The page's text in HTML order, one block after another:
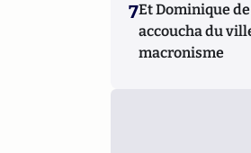
7Et Dominique
accoucha du
macronisme